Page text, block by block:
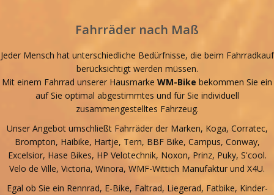
Fahrräder nach Maß
Jeder Mensch hat unterschiedliche Bedürfnisse, die beim Fahrradkauf
berücksichtigt werden müssen.
Mit einem Fahrrad unserer Hausmarke WM-Bike bekommen Sie ein
auf Sie optimal abgestimmtes und für Sie individuell
zusammengestelltes Fahrzeug.
Unser Angebot umschließt Fahrräder der Marken, Koga, Corratec,
Brompton, Haibike, Hartje, Tern, BBF Bike, Campus, Conway,
Excelsior, Hase Bikes, HP Velotechnik, Noxon, Prinz, Puky, S'cool.
Velo de Ville, Victoria, Winora, WMF-Wittich Manufaktur und X4U.
Egal ob Sie ein Rennrad, E-Bike, Faltrad, Liegerad, Fatbike, Kinder-